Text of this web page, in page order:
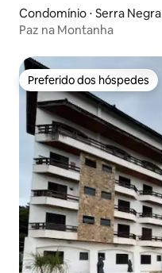
Condomínio ⋅ Serra Negra
Paz na Montanha
Preferido dos hóspedes
Preferido dos hóspedes